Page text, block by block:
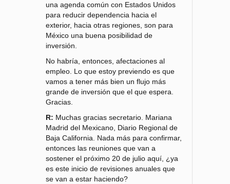
una agenda común con Estados Unidos
para reducir dependencia hacia el
exterior, hacia otras regiones, son para
México una buena posibilidad de
inversión.
No habría, entonces, afectaciones al
empleo. Lo que estoy previendo es que
vamos a tener más bien un flujo más
grande de inversión que el que espera.
Gracias.
R: Muchas gracias secretario. Mariana
Madrid del Mexicano, Diario Regional de
Baja California. Nada más para confirmar,
entonces las reuniones que van a
sostener el próximo 20 de julio aquí, ¿ya
es este inicio de revisiones anuales que
se van a estar haciendo?